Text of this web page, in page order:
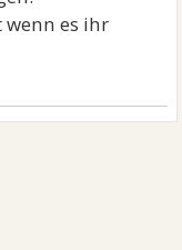
es ihr